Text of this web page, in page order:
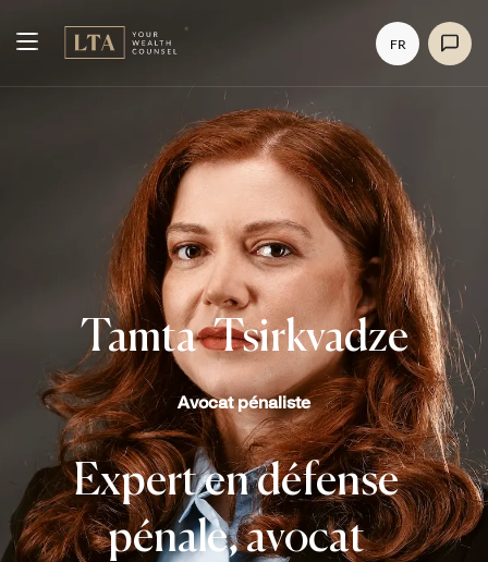
FR
Tamta Tsirkvadze
Avocat pénaliste
Expert en défense
pénale, avocat